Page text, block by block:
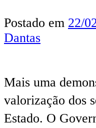
Postado em 22/
Dantas
Mais uma
valorização dos
Estado. O